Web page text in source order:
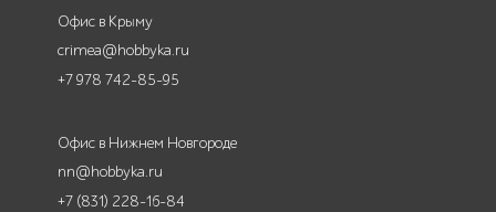
Офис в Крыму
crimea@hobbyka.ru
+7 978 742-85-95
Офис в Нижнем Новгороде
nn@hobbyka.ru
+7 (831) 228-16-84